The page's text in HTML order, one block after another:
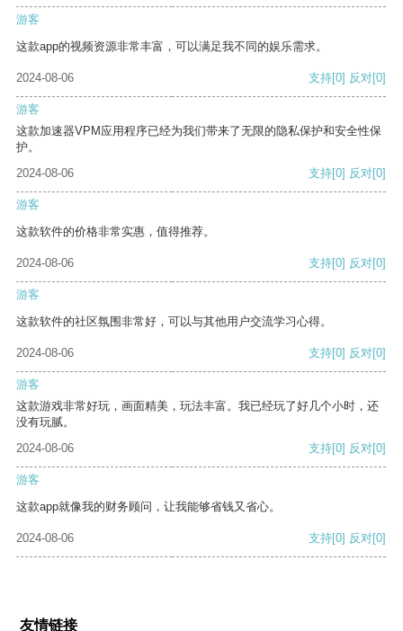
游客
这款app的视频资源非常丰富，可以满足我不同的娱乐需求。
2024-08-06 支持[0] 反对[0]
游客
这款加速器VPM应用程序已经为我们带来了无限的隐私保护和安全性保
护。
2024-08-06
支持[0] 反对[0]
游客
这款软件的价格非常实惠，值得推荐。
2024-08-06 支持[0] 反对[0]
游客
这款软件的社区氛围非常好，可以与其他用户交流学习心得。
2024-08-06 支持[0] 反对[0]
游客
这款游戏非常好玩，画面精美，玩法丰富。我已经玩了好几个小时，还
没有玩腻。
2024-08-06
支持[0] 反对[0]
游客
这款app就像我的财务顾问，让我能够省钱又省心。
2024-08-06 支持[0] 反对[0]
友情链接